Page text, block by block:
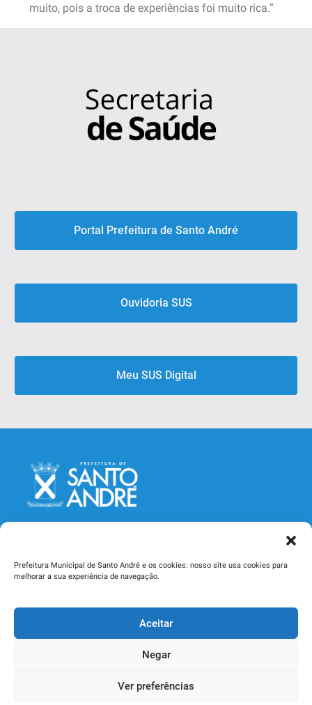
Prefeitura Municipal de Santo André e os cookies: nosso site usa cookies para
melhorar a sua experiência de navegação.
Aceitar
Negar
Ver preferências
muito, pois a troca de experiências foi muito rica.”
Portal Prefeitura de Santo André
Ouvidoria SUS
Meu SUS Digital
Secretaria Municipal de Saúde
Rua Catequese, 242, Jardim - CEP 09090-400
Santo André - SP - Telefone (11) 4433-3000